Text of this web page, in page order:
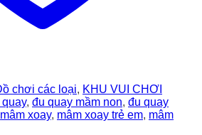
chơi các loại, KHU VUI CHƠI
, đu quay mầm non, đu quay
mâm xoay, mâm xoay trẻ em, mâm